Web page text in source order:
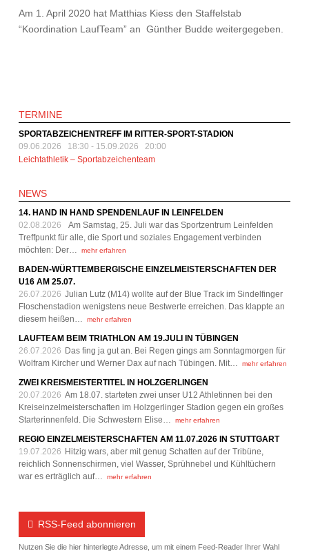
Am 1. April 2020 hat Matthias Kiess den Staffelstab
“Koordination LaufTeam” an Günther Budde weitergegeben.
TERMINE
SPORTABZEICHENTREFF IM RITTER-SPORT-STADION
09.06.2026 18:30 - 15.09.2026 20:00
Leichtathletik – Sportabzeichenteam
NEWS
14. HAND IN HAND SPENDENLAUF IN LEINFELDEN
02.08.2026
Am Samstag, 25. Juli war das Sportzentrum Leinfelden
Treffpunkt für alle, die Sport und soziales Engagement verbinden
möchten: Der…
mehr erfahren
BADEN-WÜRTTEMBERGISCHE EINZELMEISTERSCHAFTEN DER
U16 AM 25.07.
26.07.2026 Julian Lutz (M14) wollte auf der Blue Track im Sindelfinger
Floschenstadion wenigstens neue Bestwerte erreichen. Das klappte an
diesem heißen…
mehr erfahren
LAUFTEAM BEIM TRIATHLON AM 19.JULI IN TÜBINGEN
26.07.2026 Das fing ja gut an. Bei Regen gings am Sonntagmorgen für
Wolfram Kircher und Werner Dax auf nach Tübingen. Mit…
mehr erfahren
ZWEI KREISMEISTERTITEL IN HOLZGERLINGEN
20.07.2026 Am 18.07. starteten zwei unser U12 Athletinnen bei den
Kreiseinzelmeisterschaften im Holzgerlinger Stadion gegen ein großes
Starterinnenfeld. Die Schwestern Elise…
mehr erfahren
REGIO EINZELMEISTERSCHAFTEN AM 11.07.2026 IN STUTTGART
19.07.2026 Hitzig wars, aber mit genug Schatten auf der Tribüne,
reichlich Sonnenschirmen, viel Wasser, Sprühnebel und Kühltüchern
war es erträglich auf…
mehr erfahren
RSS-Feed abonnieren
Nutzen Sie die hier hinterlegte Adresse, um mit einem Feed-Reader Ihrer Wahl